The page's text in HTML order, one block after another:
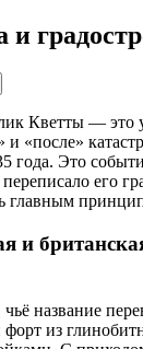
и
Кветты — это
и «после»
года. Это
его
главным
и
название
форт из